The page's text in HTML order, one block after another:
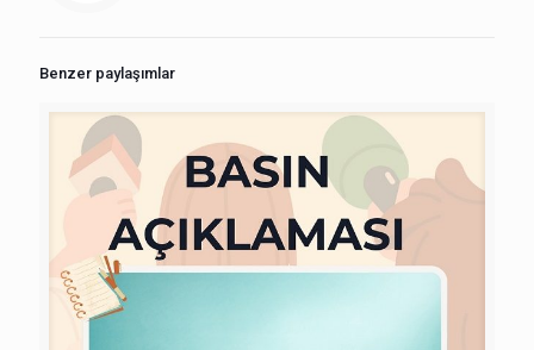
Benzer paylaşımlar